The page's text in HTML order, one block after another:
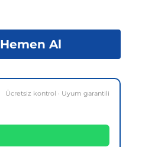
Hemen Al
Ücretsiz kontrol · Uyum garantili